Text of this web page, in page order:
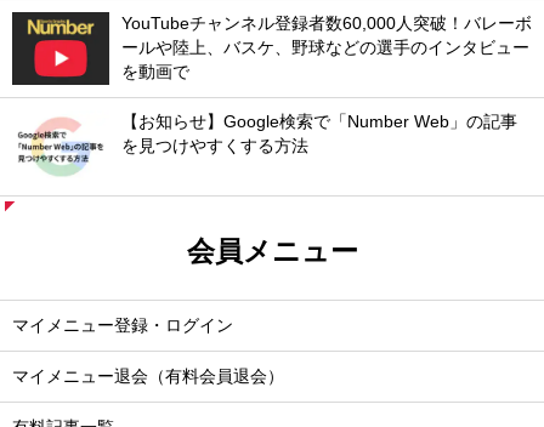
YouTubeチャンネル登録者数60,000人突破！バレーボ
ールや陸上、バスケ、野球などの選手のインタビュー
を動画で
【お知らせ】Google検索で「Number Web」の記事
を見つけやすくする方法
会員メニュー
マイメニュー登録・ログイン
マイメニュー退会（有料会員退会）